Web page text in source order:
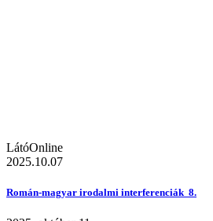
LátóOnline
2025.10.07
Román-magyar irodalmi interferenciák 8.